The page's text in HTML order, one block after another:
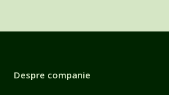
Despre companie